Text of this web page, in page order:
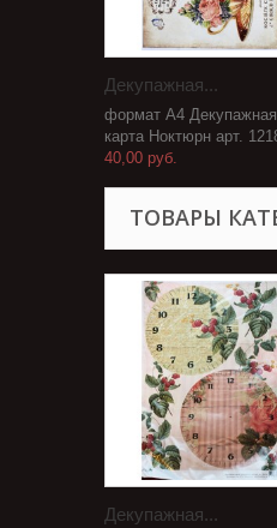
Декупажная...
формат А4 Декупажная
карта Ноктюрн арт.
40,00 руб.
ТОВАРЫ
Декупажная...